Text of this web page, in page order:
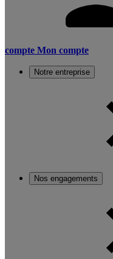
compte Mon compte
Notre entreprise
Nos engagements